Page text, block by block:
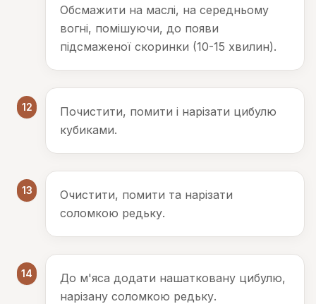
Обсмажити на маслі, на середньому
вогні, помішуючи, до появи
підсмаженої скоринки (10-15 хвилин).
12
Почистити, помити і нарізати цибулю
кубиками.
13
Очистити, помити та нарізати
соломкою редьку.
14
До м'яса додати нашатковану цибулю,
нарізану соломкою редьку.